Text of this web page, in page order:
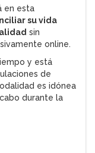
en esta
su vida
sin
online.
y está
de
es idónea
durante la